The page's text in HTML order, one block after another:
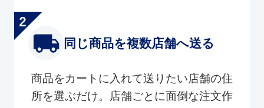
同じ商品を複数店舗へ送る
商品をカートに入れて送りたい店舗の住
所を選ぶだけ。店舗ごとに面倒な注文作